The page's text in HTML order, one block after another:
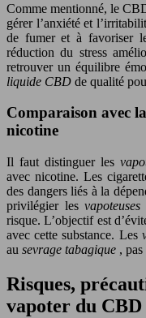
Comme mentionné, le
gérer l’anxiété et
de fumer et à favoriser
réduction du stress
retrouver un équilibre
liquide CBD de qualité
Comparaison avec
nicotine
Il faut distinguer les
avec nicotine. Les
des dangers liés à la
privilégier les
risque. L’objectif est
avec cette substance. Les
au sevrage tabagique ,
Risques,
vapoter du